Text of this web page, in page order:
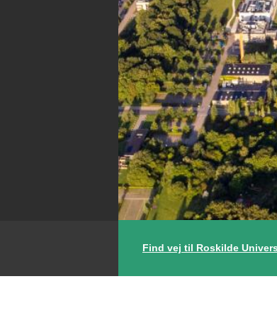
Find vej til Roskilde